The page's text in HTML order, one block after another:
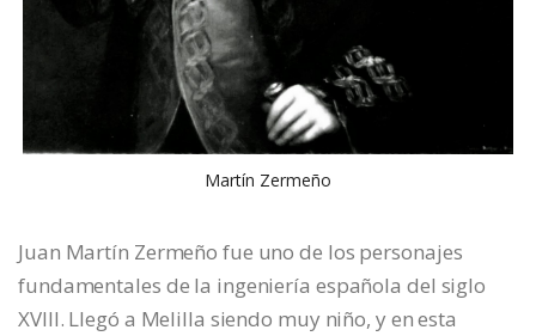
Martín Zermeño
Juan Martín Zermeño fue uno de los personajes
fundamentales de la ingeniería española del siglo
XVIII. Llegó a Melilla siendo muy niño, y en esta